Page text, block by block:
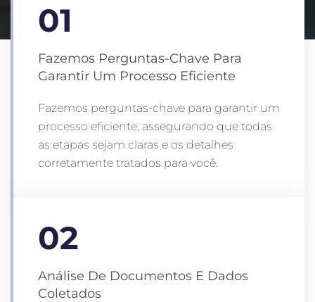
01
Fazemos Perguntas-Chave Para
Garantir Um Processo Eficiente
Fazemos perguntas-chave para garantir um
processo eficiente, assegurando que todas
as etapas sejam claras e os detalhes
corretamente tratados para você.
02
Análise De Documentos E Dados
Coletados